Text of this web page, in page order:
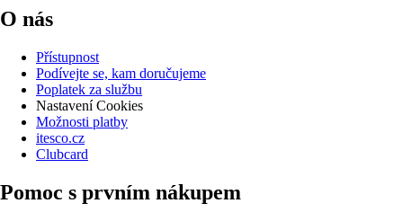
O nás
Přístupnost
Podívejte se, kam doručujeme
Poplatek za službu
Nastavení Cookies
Možnosti platby
itesco.cz
Clubcard
Pomoc s prvním nákupem